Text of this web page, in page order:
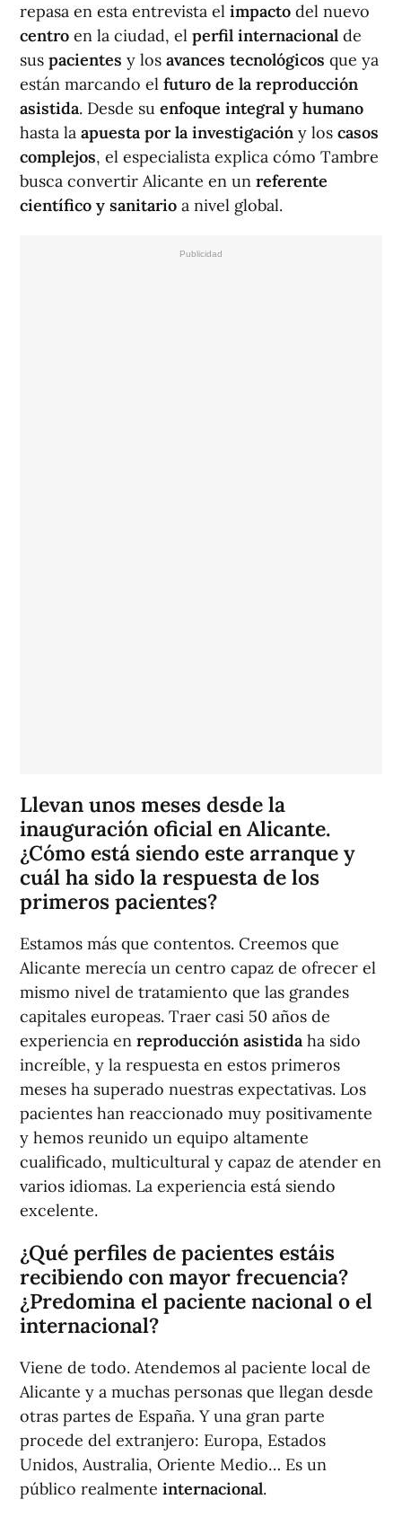
repasa en esta entrevista el impacto del nuevo
centro en la ciudad, el perfil internacional de
sus pacientes y los avances tecnológicos que ya
están marcando el futuro de la reproducción
asistida. Desde su enfoque integral y humano
hasta la apuesta por la investigación y los casos
complejos, el especialista explica cómo Tambre
busca convertir Alicante en un referente
científico y sanitario a nivel global.
Llevan unos meses desde la
inauguración oficial en Alicante.
¿Cómo está siendo este arranque y
cuál ha sido la respuesta de los
primeros pacientes?
Estamos más que contentos. Creemos que
Alicante merecía un centro capaz de ofrecer el
mismo nivel de tratamiento que las grandes
capitales europeas. Traer casi 50 años de
experiencia en reproducción asistida ha sido
increíble, y la respuesta en estos primeros
meses ha superado nuestras expectativas. Los
pacientes han reaccionado muy positivamente
y hemos reunido un equipo altamente
cualificado, multicultural y capaz de atender en
varios idiomas. La experiencia está siendo
excelente.
¿Qué perfiles de pacientes estáis
recibiendo con mayor frecuencia?
¿Predomina el paciente nacional o el
internacional?
Viene de todo. Atendemos al paciente local de
Alicante y a muchas personas que llegan desde
otras partes de España. Y una gran parte
procede del extranjero: Europa, Estados
Unidos, Australia, Oriente Medio… Es un
público realmente internacional.